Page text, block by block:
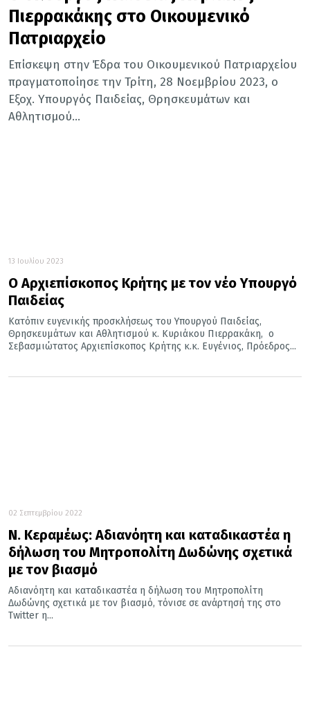
Πιερρακάκης στο Οικουμενικό
Πατριαρχείο
Επίσκεψη στην Έδρα του Οικουμενικού Πατριαρχείου
πραγματοποίησε την Τρίτη, 28 Νοεμβρίου 2023, ο
Εξοχ. Υπουργός Παιδείας, Θρησκευμάτων και
Αθλητισμού...
13 Ιουλίου 2023
Ο Αρχιεπίσκοπος Κρήτης με τον νέο Υπουργό
Παιδείας
Κατόπιν ευγενικής προσκλήσεως του Υπουργού Παιδείας,
Θρησκευμάτων και Αθλητισμού κ. Κυριάκου Πιερρακάκη, ο
Σεβασμιώτατος Αρχιεπίσκοπος Κρήτης κ.κ. Ευγένιος, Πρόεδρος...
02 Σεπτεμβρίου 2022
Ν. Κεραμέως: Αδιανόητη και καταδικαστέα η
δήλωση του Μητροπολίτη Δωδώνης σχετικά
με τον βιασμό
Αδιανόητη και καταδικαστέα η δήλωση του Μητροπολίτη
Δωδώνης σχετικά με τον βιασμό, τόνισε σε ανάρτησή της στο
Twitter η...